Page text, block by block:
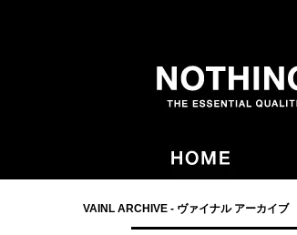
VAINL ARCHIVE - ヴァイナル アーカイブ